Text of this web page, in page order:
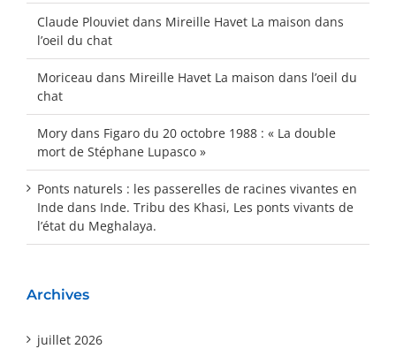
Claude Plouviet dans Mireille Havet La maison dans
l’oeil du chat
Moriceau dans Mireille Havet La maison dans l’oeil du
chat
Mory dans Figaro du 20 octobre 1988 : « La double
mort de Stéphane Lupasco »
Ponts naturels : les passerelles de racines vivantes en
Inde dans Inde. Tribu des Khasi, Les ponts vivants de
l’état du Meghalaya.
Archives
juillet 2026